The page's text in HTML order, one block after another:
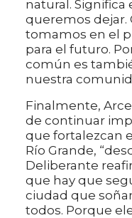
natural.
queremos dejar.
tomamos en el
para el futuro.
común es
nuestra
Finalmente,
de continuar
que fortalezcan
Río Grande,
Deliberante
que hay que
ciudad que
todos. Porque